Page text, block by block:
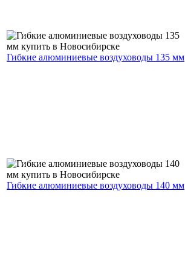
Гибкие алюминиевые воздуховоды 135 мм
Гибкие алюминиевые воздуховоды 140 мм